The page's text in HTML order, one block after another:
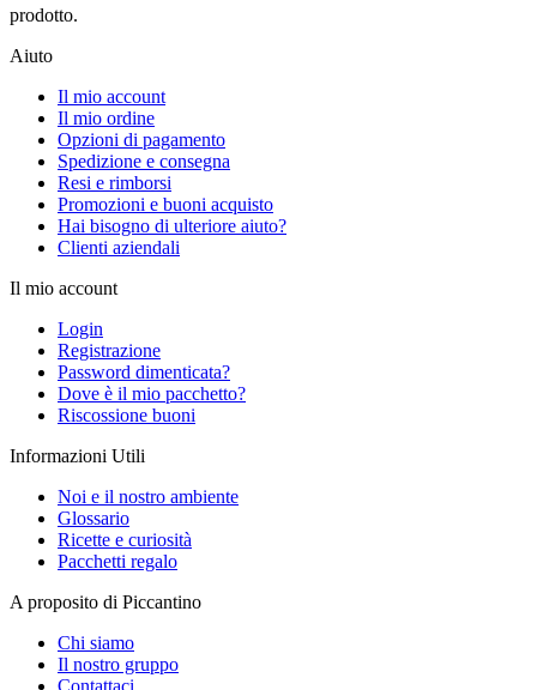
prodotto.
Aiuto
Il mio account
Il mio ordine
Opzioni di pagamento
Spedizione e consegna
Resi e rimborsi
Promozioni e buoni acquisto
Hai bisogno di ulteriore aiuto?
Clienti aziendali
Il mio account
Login
Registrazione
Password dimenticata?
Dove è il mio pacchetto?
Riscossione buoni
Informazioni Utili
Noi e il nostro ambiente
Glossario
Ricette e curiosità
Pacchetti regalo
A proposito di Piccantino
Chi siamo
Il nostro gruppo
Contattaci